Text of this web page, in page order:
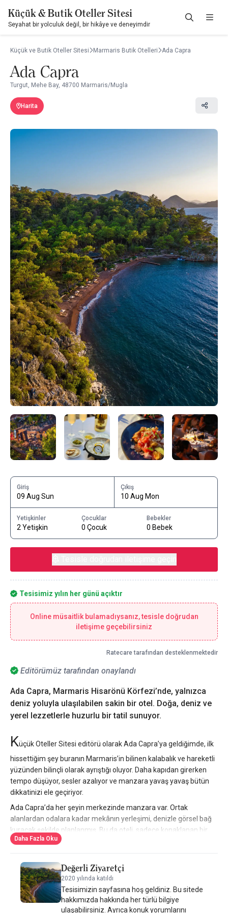
Küçük & Butik Oteller Sitesi
Seyahat bir yolculuk değil, bir hikâye ve deneyimdir
Küçük ve Butik Oteller Sitesi Marmaris Butik Otelleri Ada Capra
Ada Capra
Turgut, Mehe Bay, 48700 Marmaris/Mugla
Harita
Editörümüz tarafından onaylandı
Ada Capra, Marmaris Hisarönü Körfezi’nde, yalnızca
deniz yoluyla ulaşılabilen sakin bir otel. Doğa, deniz ve
yerel lezzetlerle huzurlu bir tatil sunuyor.
Küçük Oteller Sitesi editörü olarak Ada Capra’ya geldiğimde, ilk
hissettiğim şey buranın Marmaris’in bilinen kalabalık ve hareketli
yüzünden bilinçli olarak ayrıştığı oluyor. Daha kapıdan girerken
tempo düşüyor, sesler azalıyor ve manzara yavaş yavaş bütün
dikkatinizi ele geçiriyor.
Ada Capra’da her şeyin merkezinde manzara var. Ortak
alanlardan odalara kadar mekânın yerleşimi, denizle görsel bağ
kuracak şekilde planlanmış. Bu da oteli, sadece konaklanan bir
yer olmaktan çıkarıp günün büyük bölümünü içinde keyifle
Mimari ve dekorasyon tarafında abartı yok. Modern çizgilerle
sade detaylar bir araya getirilmiş. Göz yormayan renkler, ferah
alanlar ve yalın bir stil hâkim. Burada amaç, odaya ya da terasa
geçtiğiniz anda manzaranın ve ışığın ön plana çıkmasına izin
Daha Fazla Oku
Değerli Ziyaretçi
2020 yılında katıldı
Tesisimizin sayfasına hoş geldiniz. Bu sitede
hakkımızda hakkında her türlü bilgiye
ulaşabilirsiniz. Ayrıca konuk yorumlarını
Giriş
09 Aug Sun
Çıkış
10 Aug Mon
Yetişkinler
2 Yetişkin
Çocuklar
0 Çocuk
Bebekler
0 Bebek
Tesisimiz yılın her günü açıktır
Online müsaitlik bulamadıysanız, tesisle doğrudan
iletişime geçebilirsiniz
Ratecare tarafından desteklenmektedir